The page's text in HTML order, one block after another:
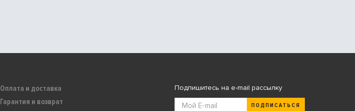
Оплата и доставка
Гарантия и возврат
Подпишитесь на e-mail рассылку
ПОДПИСАТЬСЯ